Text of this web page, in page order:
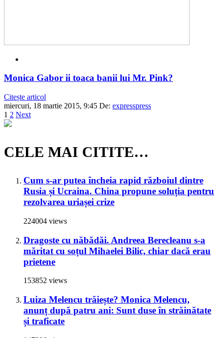
Monica Gabor ii toaca banii lui Mr. Pink?
Citește articol
miercuri, 18 martie 2015, 9:45 De: expresspress
1 2 Next
CELE MAI CITITE…
Cum s-ar putea încheia rapid războiul dintre
Rusia și Ucraina. China propune soluția pentru
rezolvarea uriașei crize
224004 views
Dragoste cu năbădăi. Andreea Berecleanu s-a
măritat cu soțul Mihaelei Bilic, chiar dacă erau
prietene
153852 views
Luiza Melencu trăiește? Monica Melencu,
anunț după patru ani: Sunt duse în străinătate
și traficate